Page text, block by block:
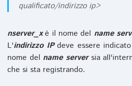
qualificato/indirizzo ip>
nserver_xè il nome del name
L'indirizzo IPdeve essere
nome del name serversia
che si sta registrando.